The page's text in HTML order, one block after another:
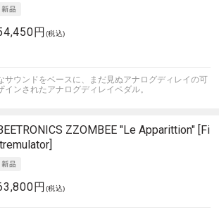
円 (税込)
サウンドをベースに、まだ見ぬアナログディレイの可
ンされたアナログディレイペダル。
ZZOMBEE "Le Apparittion" [Fi
円 (税込)